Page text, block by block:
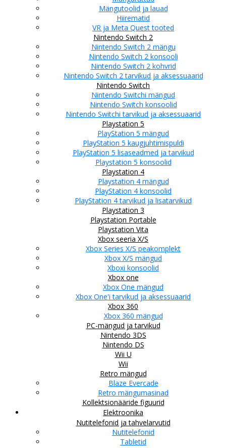
Mängutoolid ja lauad
Hiirematid
VR ja Meta Quest tooted
Nintendo Switch 2
Nintendo Switch 2 mängu
Nintendo Switch 2 konsooli
Nintendo Switch 2 kohvrid
Nintendo Switch 2 tarvikud ja aksessuaarid
Nintendo Switch
Nintendo Switchi mängud
Nintendo Switch konsoolid
Nintendo Switchi tarvikud ja aksessuaarid
Playstation 5
PlayStation 5 mängud
PlayStation 5 kaugjuhtimispuldi
PlayStation 5 lisaseadmed ja tarvikud
Playstation 5 konsoolid
Playstation 4
Playstation 4 mängud
PlayStation 4 konsoolid
PlayStation 4 tarvikud ja lisatarvikud
Playstation 3
Playstation Portable
Playstation Vita
Xbox seeria X/S
Xbox Series X/S peakomplekt
Xbox X/S mängud
Xboxi konsoolid
Xbox one
Xbox One mängud
Xbox One'i tarvikud ja aksessuaarid
Xbox 360
Xbox 360 mängud
PC-mängud ja tarvikud
Nintendo 3DS
Nintendo DS
Wii U
Wii
Retro mängud
Blaze Evercade
Retro mängumasinad
Kollektsionääride figuurid
Elektroonika
Nutitelefonid ja tahvelarvutid
Nutitelefonid
Tabletid